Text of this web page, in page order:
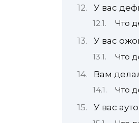
У вас
Что
У вас
Что
Вам
Что
У вас